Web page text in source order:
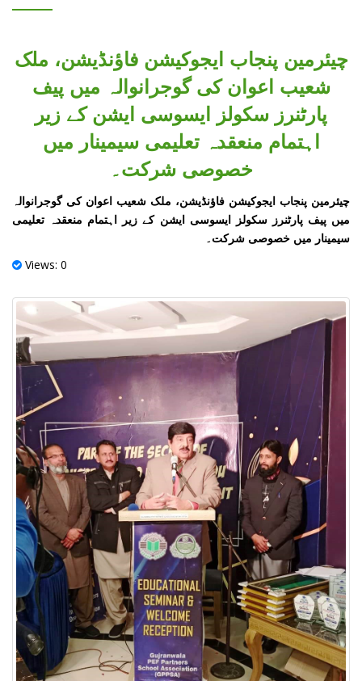
چیئرمین پنجاب ایجوکیشن فاؤنڈیشن، ملک
شعیب اعوان کی گوجرانوالہ میں پیف
پارٹنرز سکولز ایسوسی ایشن کے زیر
اہتمام منعقدہ تعلیمی سیمینار میں
خصوصی شرکت۔
چیئرمین پنجاب ایجوکیشن فاؤنڈیشن، ملک شعیب اعوان کی گوجرانوالہ
میں پیف پارٹنرز سکولز ایسوسی ایشن کے زیر اہتمام منعقدہ تعلیمی
سیمینار میں خصوصی شرکت۔
Views: 0